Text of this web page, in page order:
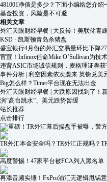
481001净值是多少？下面小编给您介
基金投资，风险是不可避
相关文章
外汇天眼财经早餐 | 大反转！美联储青
KSD · 凯斯顿青岛杀猪盘
盛宝银行4月份的外汇交易量环比下降
官宣！Infinox任命Mike O’Sullivan为技
违背ASIC市场诚信规则，麦格理证券获
事件分析 | 利空因素依次袭来 英镑兑美
Big怎么样？Timer平台现在无法出金
外汇天眼财经早餐 | 大跌原因找到了！
演“高台跳水”、美元跌势暂缓
站长推荐
点击排行
重磅！TR外汇幕后操盘手被曝，警
TR外汇本金安全吗？TR外汇正规吗？
高度警惕！47家平台被FCA列入黑名单
再添音频实锤！FxPro浦汇无逻辑甩锅